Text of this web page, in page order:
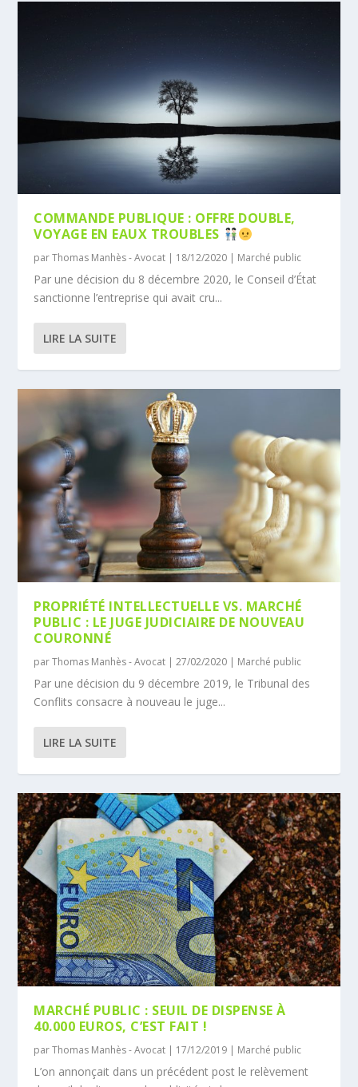
COMMANDE PUBLIQUE : OFFRE DOUBLE,
VOYAGE EN EAUX TROUBLES
parThomas Manhès - Avocat | 18/12/2020 | Marché public
Par une décision du 8 décembre 2020, le Conseil d’État
sanctionne l’entreprise qui avait cru...
LIRE LA SUITE
PROPRIÉTÉ INTELLECTUELLE VS. MARCHÉ
PUBLIC : LE JUGE JUDICIAIRE DE NOUVEAU
COURONNÉ
parThomas Manhès - Avocat |27/02/2020 | Marché public
Par une décision du 9 décembre 2019, le Tribunal des
Conflits consacre à nouveau le juge...
LIRE LA SUITE
MARCHÉ PUBLIC : SEUIL DE DISPENSE À
40.000 EUROS, C’EST FAIT !
parThomas Manhès - Avocat | 17/12/2019 | Marché public
L’on annonçait dans un précédent post le relèvement